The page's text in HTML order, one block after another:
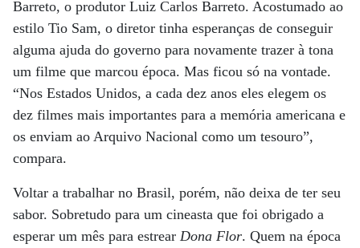
Barreto, o produtor Luiz Carlos Barreto. Acostumado ao
estilo Tio Sam, o diretor tinha esperanças de conseguir
alguma ajuda do governo para novamente trazer à tona
um filme que marcou época. Mas ficou só na vontade.
“Nos Estados Unidos, a cada dez anos eles elegem os
dez filmes mais importantes para a memória americana e
os enviam ao Arquivo Nacional como um tesouro”,
compara.
Voltar a trabalhar no Brasil, porém, não deixa de ter seu
sabor. Sobretudo para um cineasta que foi obrigado a
esperar um mês para estrear Dona Flor. Quem na época